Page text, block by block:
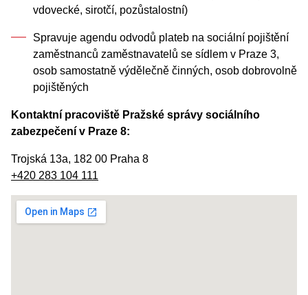
vdovecké, sirotčí, pozůstalostní)
Spravuje agendu odvodů plateb na sociální pojištění
zaměstnanců zaměstnavatelů se sídlem v Praze 3,
osob samostatně výdělečně činných, osob dobrovolně
pojištěných
Kontaktní pracoviště Pražské správy sociálního
zabezpečení v Praze 8:
Trojská 13a, 182 00 Praha 8
+420 283 104 111